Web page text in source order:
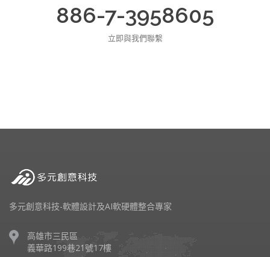
886-7-3958605
立即與我們聯繫
多元創意科技-軟體設計及AI軟硬體整合專家
高雄市三民區
義華路199巷21號17樓